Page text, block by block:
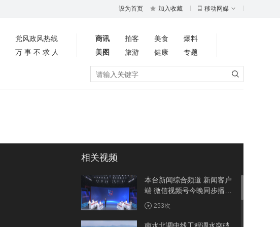
设为首页 加入收藏 移动网媒
党风政风热线
万事不求人
商讯 拍客 美食
爆料
美图
旅游 健康
专题
相关视频
本台新闻综合频道 新闻客户
端 微信视频号今晚同步播出
《周五面对面》聚焦竹溪：
建强省际节点县 做优农旅大
文章
253次